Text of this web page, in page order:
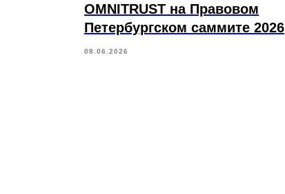
OMNITRUST на Правовом
Петербургском саммите 2026
08.06.2026